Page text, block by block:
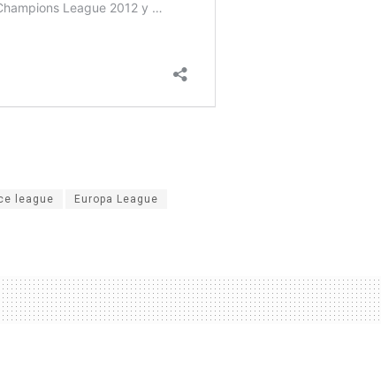
league Europa League